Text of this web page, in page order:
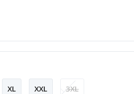
XL XXL 3XL